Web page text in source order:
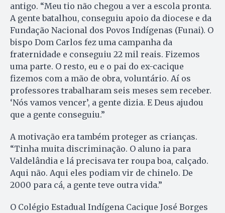
antigo. “Meu tio não chegou a ver a escola pronta.
A gente batalhou, conseguiu apoio da diocese e da
Fundação Nacional dos Povos Indígenas (Funai). O
bispo Dom Carlos fez uma campanha da
fraternidade e conseguiu 22 mil reais. Fizemos
uma parte. O resto, eu e o pai do ex-cacique
fizemos com a mão de obra, voluntário. Aí os
professores trabalharam seis meses sem receber.
‘Nós vamos vencer’, a gente dizia. E Deus ajudou
que a gente conseguiu.”
A motivação era também proteger as crianças.
“Tinha muita discriminação. O aluno ia para
Valdelândia e lá precisava ter roupa boa, calçado.
Aqui não. Aqui eles podiam vir de chinelo. De
2000 para cá, a gente teve outra vida.”
O Colégio Estadual Indígena Cacique José Borges